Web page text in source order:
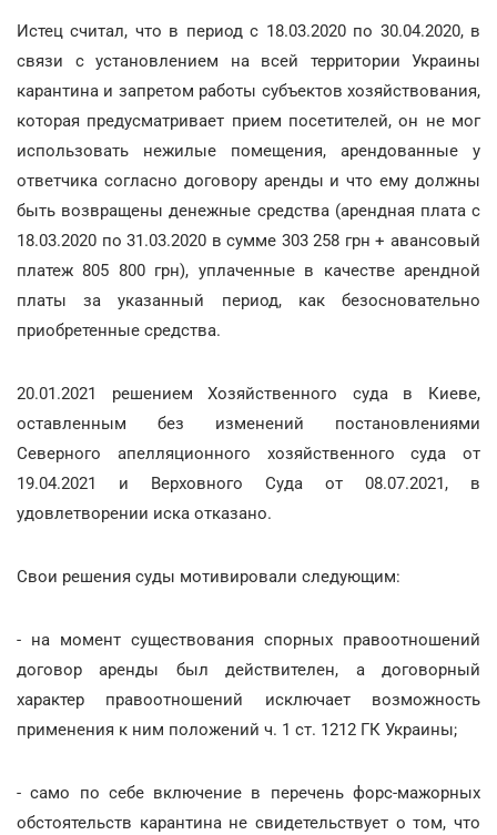
Истец считал, что в период с 18.03.2020 по 30.04.2020, в
связи с установлением на всей территории Украины
карантина и запретом работы субъектов хозяйствования,
которая предусматривает прием посетителей, он не мог
использовать нежилые помещения, арендованные у
ответчика согласно договору аренды и что ему должны
быть возвращены денежные средства (арендная плата с
18.03.2020 по 31.03.2020 в сумме 303 258 грн + авансовый
платеж 805 800 грн), уплаченные в качестве арендной
платы за указанный период, как безосновательно
приобретенные средства.
20.01.2021 решением Хозяйственного суда в Киеве,
оставленным без изменений постановлениями
Северного апелляционного хозяйственного суда от
19.04.2021 и Верховного Суда от 08.07.2021, в
удовлетворении иска отказано.
Свои решения суды мотивировали следующим:
- на момент существования спорных правоотношений
договор аренды был действителен, а договорный
характер правоотношений исключает возможность
применения к ним положений ч. 1 ст. 1212 ГК Украины;
- само по себе включение в перечень форс-мажорных
обстоятельств карантина не свидетельствует о том, что